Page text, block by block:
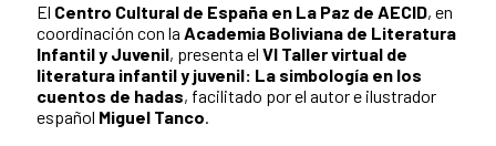
El Centro Cultural de España en La Paz de AECID, en
coordinación con la Academia Boliviana de Literatura
Infantil y Juvenil, presenta el VI Taller virtual de
literatura infantil y juvenil: La simbología en los
cuentos de hadas, facilitado por el autor e ilustrador
español Miguel Tanco.